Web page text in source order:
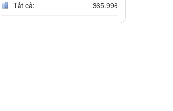
Tất cả: 365.996